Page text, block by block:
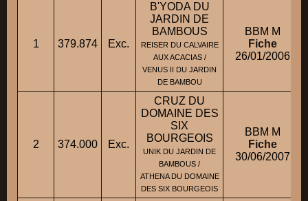
1 379.874 Exc.
B'YODA DU
JARDIN DE
BAMBOUS
REISER DU CALVAIRE
AUX ACACIAS /
VENUS II DU JARDIN
DE BAMBOU
BBM M
Fiche
26/01/2006
2 374.000 Exc.
CRUZ DU
DOMAINE DES
SIX
BOURGEOIS
UNIK DU JARDIN DE
BAMBOUS /
ATHENA DU DOMAINE
DES SIX BOURGEOIS
BBM M
Fiche
30/06/2007